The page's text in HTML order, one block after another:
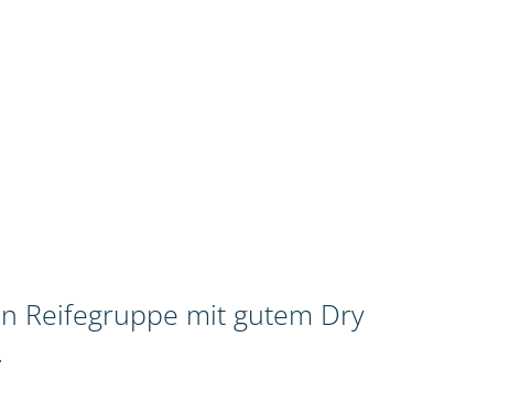
Reifegruppe mit gutem Dry